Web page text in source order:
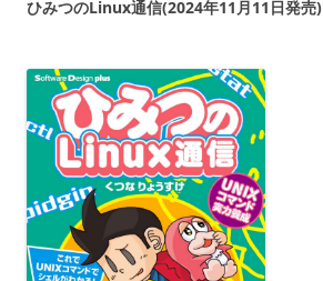
ひみつのLinux通信(2024年11月11日発売)